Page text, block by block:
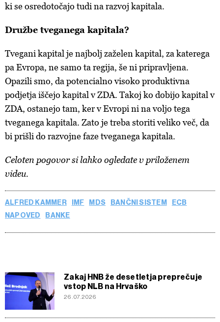
ki se osredotočajo tudi na razvoj kapitala.
Družbe tveganega kapitala?
Tvegani kapital je najbolj zaželen kapital, za katerega
pa Evropa, ne samo ta regija, še ni pripravljena.
Opazili smo, da potencialno visoko produktivna
podjetja iščejo kapital v ZDA. Takoj ko dobijo kapital v
ZDA, ostanejo tam, ker v Evropi ni na voljo tega
tveganega kapitala. Zato je treba storiti veliko več, da
bi prišli do razvojne faze tveganega kapitala.
Celoten pogovor si lahko ogledate v priloženem
videu.
ALFRED KAMMER IMF MDS BANČNI SISTEM
ECB
NAPOVED
BANKE
Zakaj HNB že desetletja preprečuje
vstop NLB na Hrvaško
26.07.2026